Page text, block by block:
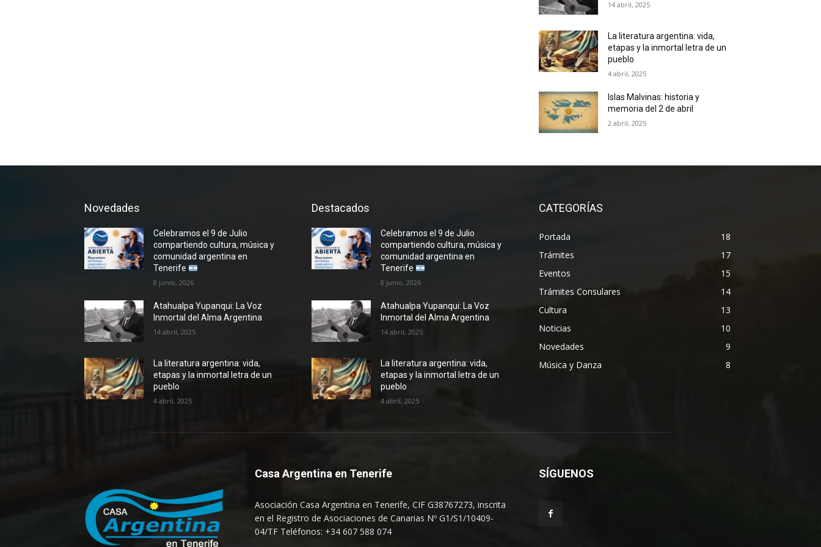
14 abril, 2025
La literatura argentina: vida,
etapas y la inmortal letra de un
pueblo
4 abril, 2025
Islas Malvinas: historia y
memoria del 2 de abril
2 abril, 2025
Novedades
Celebramos el 9 de Julio
compartiendo cultura, música y
comunidad argentina en
Tenerife
8 junio, 2026
Atahualpa Yupanqui: La Voz
Inmortal del Alma Argentina
14 abril, 2025
La literatura argentina: vida,
etapas y la inmortal letra de un
pueblo
4 abril, 2025
Destacados
Celebramos el 9 de Julio
compartiendo cultura, música y
comunidad argentina en
Tenerife
8 junio, 2026
Atahualpa Yupanqui: La Voz
Inmortal del Alma Argentina
14 abril, 2025
La literatura argentina: vida,
etapas y la inmortal letra de un
pueblo
4 abril, 2025
CATEGORÍAS
Portada
18
Trámites
17
Eventos
15
Trámites Consulares
14
Cultura
13
Noticias
10
Novedades
9
Música y Danza
8
Casa Argentina en Tenerife
Asociación Casa Argentina en Tenerife, CIF G38767273, inscrita
en el Registro de Asociaciones de Canarias Nº G1/S1/10409-
04/TF Teléfonos: +34 607 588 074
SÍGUENOS